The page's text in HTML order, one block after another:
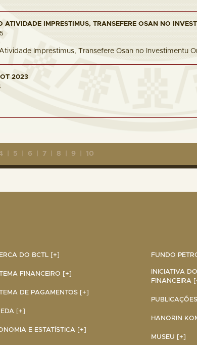
ATIVIDADE IMPRESTIMUS, TRANSEFERE OSAN NO
Imprestimus, Transefere Osan no Investimentu
2023
5 6 7 8 9 10
DO BCTL [+]
FINANCEIRO [+]
DE PAGAMENTOS [+]
[+]
E ESTATÍSTICA [+]
FUNDO
INICIATIVA
FINANCEIRA
HANORIN
MUSEU [+]